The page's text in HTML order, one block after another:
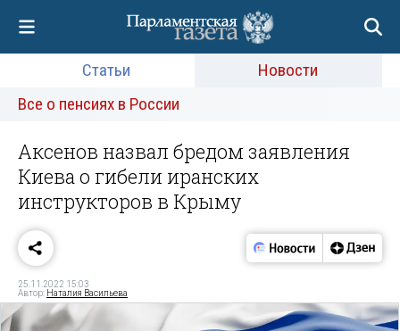
Статьи
Новости
Все о пенсиях в России
Аксенов назвал бредом заявления
Киева о гибели иранских
инструкторов в Крыму
25.11.2022 15:03
Автор: Наталия Васильева